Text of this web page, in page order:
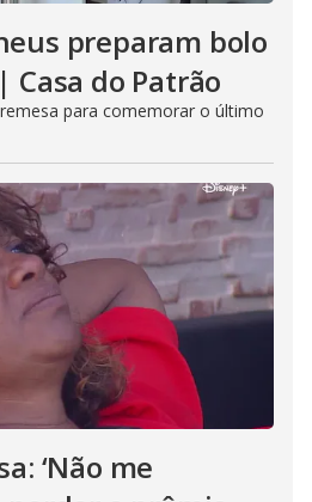
preparam bolo
do Patrão
para comemorar o último
‘Não me